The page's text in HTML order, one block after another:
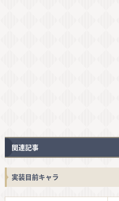
関連記事
実装目前キャラ